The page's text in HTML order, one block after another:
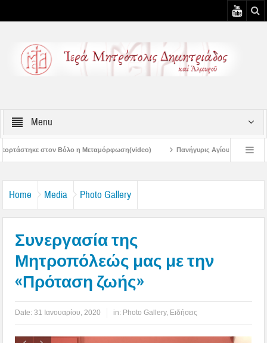
Menu
Μεταμόρφωση(video) Πανήγυρις Αγίου Καλλινίκου Μητροπολίτου Εδέσσης
Home Media Photo Gallery
Συνεργασία της
Μητροπόλεώς μας με την
«Πρόταση ζωής»
Date:31 Ιανουαρίου, 2020 in: Photo Gallery, Ειδήσεις